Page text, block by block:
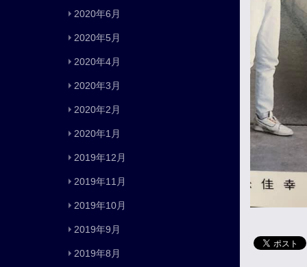
2020年6月
2020年5月
2020年4月
2020年3月
2020年2月
2020年1月
2019年12月
2019年11月
2019年10月
2019年9月
2019年8月